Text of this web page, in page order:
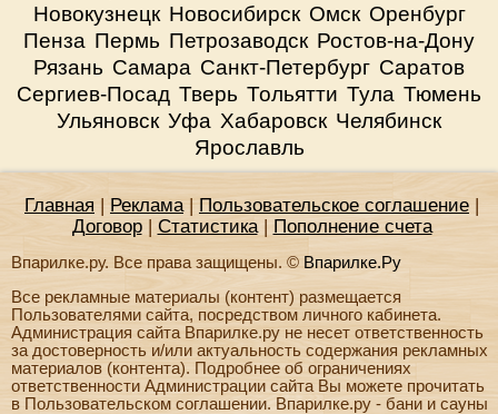
Новокузнецк Новосибирск Омск Оренбург
Пенза Пермь Петрозаводск Ростов-на-Дону
Рязань Самара Санкт-Петербург Саратов
Сергиев-Посад Тверь Тольятти Тула Тюмень
Ульяновск Уфа Хабаровск Челябинск
Ярославль
Главная |Реклама| Пользовательское соглашение |
Договор| Статистика| Пополнение счета
Впарилке.ру. Все права защищены. © Впарилке.Ру
Все рекламные материалы (контент) размещается
Пользователями сайта, посредством личного кабинета.
Администрация сайта Впарилке.ру не несет ответственность
за достоверность и/или актуальность содержания рекламных
материалов (контента). Подробнее об ограничениях
ответственности Администрации сайта Вы можете прочитать
в Пользовательском соглашении. Впарилке.ру - бани и сауны